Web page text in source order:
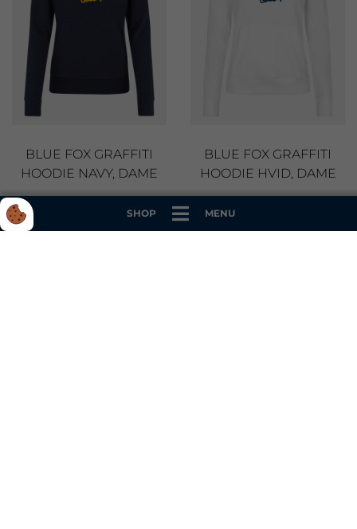
SHOP MENU
BLUE FOX GRAFFITI
HOODIE NAVY, DAME
BLUE FOX GRAFFITI
HOODIE HVID, DAME